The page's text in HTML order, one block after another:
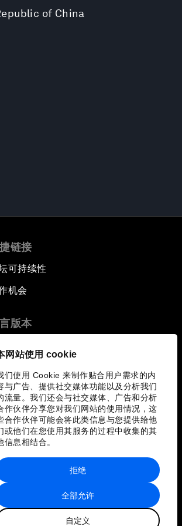
网站使用 cookie
们使用 Cookie 来制作贴合用户需求的内
与广告、提供社交媒体功能以及分析我们
流量。我们还会与社交媒体、广告和分析
作伙伴分享您对我们网站的使用情况，这
合作伙伴可能会将此类信息与您提供给他
或他们在您使用其服务的过程中收集的其
信息相结合。
全部允许
自定义
拒绝
of China
链接
可持续性
机会
版本